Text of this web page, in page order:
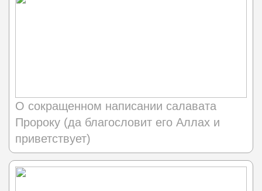
О сокращенном написании салавата
Пророку (да благословит его Аллах и
приветствует)